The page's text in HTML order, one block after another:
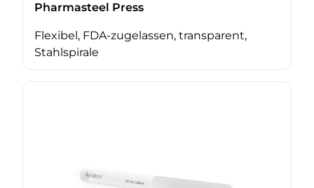
Pharmasteel Press
Flexibel, FDA-zugelassen, transparent,
Stahlspirale